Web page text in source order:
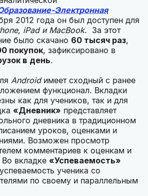
Электронная
2012 года он был доступен для
iPad и MacBook. За этот
было скачано 60 тысяч раз,
покупок, зафиксировано в
в день.
Androidимеет сходный с ранее
функционал. Вкладки
как для учеников, так и для
«Дневник» представляет
дневника в традиционном
уроков, оценками и
Возможен просмотр
комментариев к оценкам и
вкладке «Успеваемость»
ученика со
по своему и параллельным